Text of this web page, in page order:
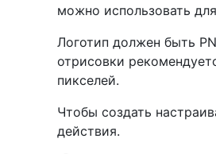
можно использовать
Логотип должен быть
отрисовки
пикселей.
Чтобы создать
действия.